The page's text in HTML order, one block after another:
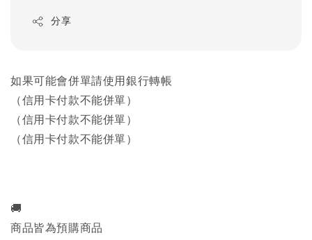
分享
如果可能會併單請使用銀行轉帳
（信用卡付款不能併單）
（信用卡付款不能併單）
（信用卡付款不能併單）
🚚
商品皆為預購商品